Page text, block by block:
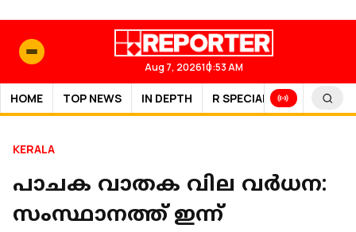
Aug 7, 202610:53 AM
HOME TOP NEWS IN DEPTH R SPECIAL SPORTS
KERALA
പാചക വാതക വില വ‍ർധന:
സംസ്ഥാനത്ത് ഇന്ന്